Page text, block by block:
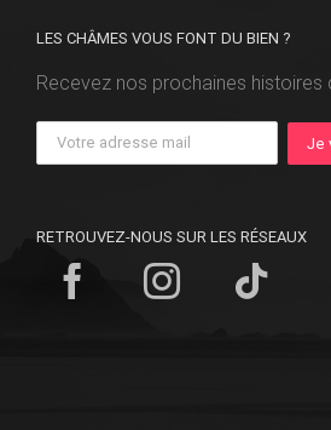
LES CHÂMES VOUS FONT DU BIEN ?
Recevez nos prochaines histoires
RETROUVEZ-NOUS SUR LES RÉSEAUX